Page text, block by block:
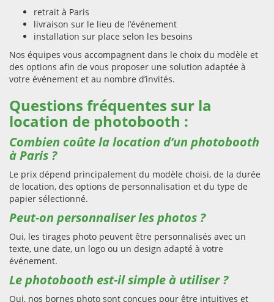
retrait à Paris
livraison sur le lieu de l’événement
installation sur place selon les besoins
Nos équipes vous accompagnent dans le choix du modèle et
des options afin de vous proposer une solution adaptée à
votre événement et au nombre d’invités.
Questions fréquentes sur la
location de photobooth :
Combien coûte la location d’un photobooth
à Paris ?
Le prix dépend principalement du modèle choisi, de la durée
de location, des options de personnalisation et du type de
papier sélectionné.
Peut-on personnaliser les photos ?
Oui, les tirages photo peuvent être personnalisés avec un
texte, une date, un logo ou un design adapté à votre
événement.
Le photobooth est-il simple à utiliser ?
Oui, nos bornes photo sont conçues pour être intuitives et